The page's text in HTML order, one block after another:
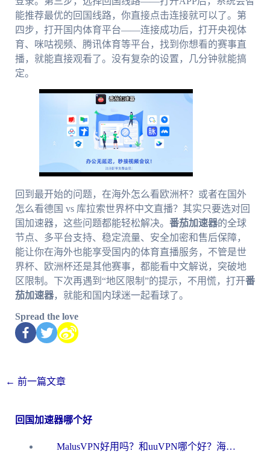
能推荐最优的回国线路，你直接点击连接就可以了。第
四步，打开国内体育平台——连接成功后，打开央视体
育、咪咕视频、腾讯体育等平台，找到你想看的赛事直
播，就能直接观看了。没有复杂的设置，几分钟就能搞
定。
回到最开始的问题，在海外怎么看欧洲杯？或者在国外
怎么看德国 vs 库拉索世界杯中文直播？其实只要选对回
国加速器，这些问题都能轻松解决。 番茄加速器的全球
节点、多平台支持、稳定流量、安全加密和售后保障，
能让你在海外也能享受国内的体育直播服务，不管是世
界杯、欧洲杯还是其他赛事，都能看中文解说，突破地
区限制。下次再遇到“地区限制”的提示，不用慌，打开番
茄加速器，就能和国内球迷一起看球了。
Spread the love
← 前一篇文章
回国加速器哪个好
MalusVPN好用吗？和uuVPN哪个好？海外党无缝访问国内资源的真实对比与选择指南